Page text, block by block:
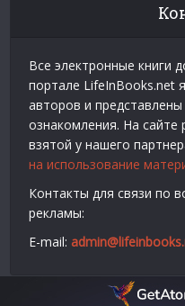
Все электронные книги
портале LifeInBooks.net
авторов и
ознакомления. На сайте
взятой у нашего
на использование
Контакты для связи по
рекламы:
E-mail: